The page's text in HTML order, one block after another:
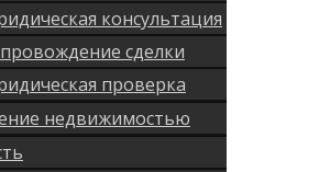
консультация
сделки
проверка
недвижимостью